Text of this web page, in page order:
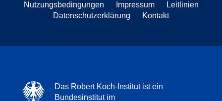
Nutzungsbedingungen Impressum
Leitlinien
Datenschutzerklärung
Kontakt
Das Robert Koch-Institut ist ein
Bundesinstitut im